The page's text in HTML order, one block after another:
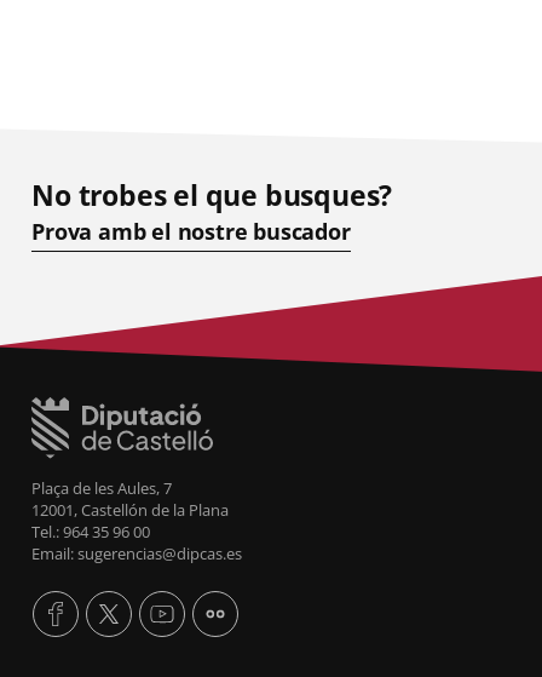
No trobes el que busques?
Prova amb el nostre buscador
Plaça de les Aules, 7
12001, Castellón de la Plana
Tel.: 964 35 96 00
Email: sugerencias@dipcas.es